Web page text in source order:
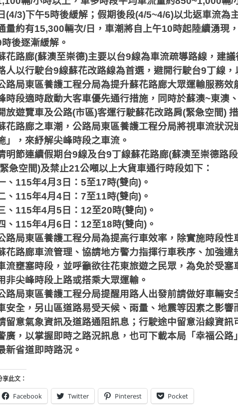
(4/3)下午5時後緩解；假期後段(4/5~4/6)以北返車流為
量約有15,300輛次/日，車潮將自上午10時起陸續湧現
時後逐漸緩解。
花路廊(蘇澳至崇德)主要以台9線為車流疏導路線，建
人以行駛台9線蘇花改路線為首選，避開行駛台9丁線，
路局東區養護工程分局為提升蘇花路廊大眾運輸服務
時段適時啟動大客車優先通行措施，同時於蘇澳~東澳
放遊覽車及公路(市區)客運行駛蘇花改路肩(緊急空間)
花路廊之車潮，公路局東區養護工程分局將視車流狀
」，來紓解尖峰時段之車流。
明節連續假期台9線及台9丁線蘇花路廊(蘇澳至崇德路段
急空間)及禁止21公噸以上大貨車通行時段如下：
、 115年4月 3 日： 5至17時(雙向)。
、 115年4月 4日： 7至11時(雙向)。
、 115年4月 5 日： 12至20時(雙向)。
、 115年4月 6 日： 12至18時(雙向)。
路局東區養護工程分局為提高行車效率，除實施時段
花路廊車流管理、協請地方警力指揮行車秩序、加強
流壅塞時段，並呼籲欲往花東旅遊之民眾，為免於受塞
非尖峰時段上路或搭乘大眾運輸。
路局東區養護工程分局提醒用路人出發前請做好車輛
安全，另山區道路易受天候、雨量、地震等因素之影
留意氣象資訊及道路通阻訊息；行駛途中留意沿線資訊
廣，以掌握即時之路況訊息，也可下載本局「幸福公路」
新省道即時路況。
享此文：
Facebook Twitter Pinterest Pocket